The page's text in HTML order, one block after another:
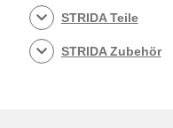
STRIDA Teile
STRIDA Zubehör